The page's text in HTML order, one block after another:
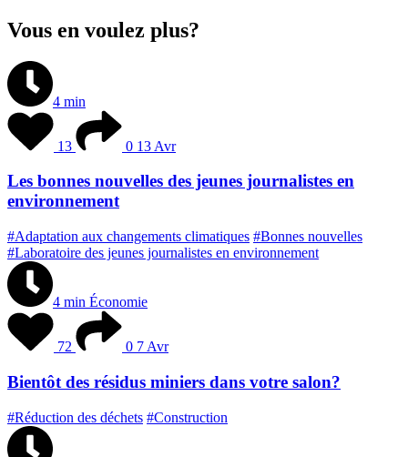
Vous en voulez plus?
4 min
13 0 13 Avr
Les bonnes nouvelles des jeunes journalistes en
environnement
#Adaptation aux changements climatiques #Bonnes nouvelles
#Laboratoire des jeunes journalistes en environnement
4 min Économie
72 0 7 Avr
Bientôt des résidus miniers dans votre salon?
#Réduction des déchets #Construction